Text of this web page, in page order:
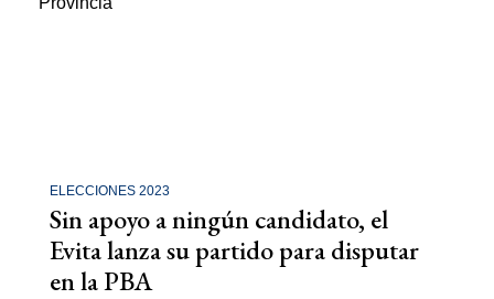
ELECCIONES 2023
Sin apoyo a ningún candidato, el
Evita lanza su partido para disputar
en la PBA